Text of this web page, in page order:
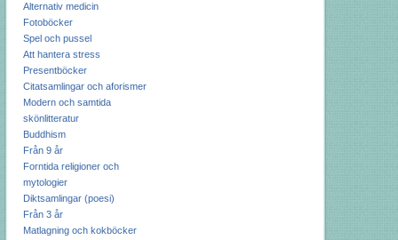
Alternativ medicin
Fotoböcker
Spel och pussel
Att hantera stress
Presentböcker
Citatsamlingar och aforismer
Modern och samtida
skönlitteratur
Buddhism
Från 9 år
Forntida religioner och
mytologier
Diktsamlingar (poesi)
Från 3 år
Matlagning och kokböcker